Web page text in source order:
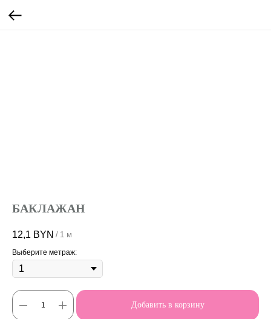
БАКЛАЖАН
12,1 BYN / 1 м
Выберите метраж:
Добавить в корзину